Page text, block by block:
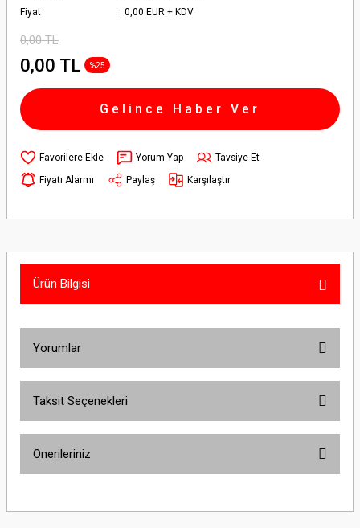
Fiyat
0,00 EUR + KDV
0,00 TL
0,00 TL %25
Gelince Haber Ver
Yorum Yap
Tavsiye Et
Fiyatı Alarmı
Paylaş Karşılaştır
Ürün Bilgisi
Yorumlar
Taksit Seçenekleri
Önerileriniz
yetersiz gördüğünüz noktaları öneri formunu kullanarak tarafımıza